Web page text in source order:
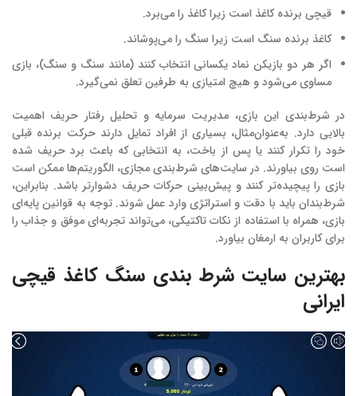
قیچی برنده کاغذ است زیرا کاغذ را می‌برد.
کاغذ برنده سنگ است زیرا سنگ را می‌پوشاند.
اگر هر دو بازیکن نماد یکسانی انتخاب کنند (مانند سنگ و سنگ)، بازی
مساوی می‌شود و هیچ امتیازی به طرفین تعلق نمی‌گیرد.
در شرط‌بندی این بازی، مدیریت سرمایه و تحلیل رفتار حریف اهمیت
بالایی دارد. به‌عنوان‌مثال، بسیاری از افراد تمایل دارند حرکت برنده قبلی
خود را تکرار کنند یا پس از باخت، به انتخابی که باعث برد حریف شده
است روی بیاورند. در سایت‌های شرط‌بندی مجازی، الگوریتم‌ها ممکن است
بازی را پیچیده‌تر کنند و پیش‌بینی حرکات حریف دشوارتر باشد. بنابراین،
شرط‌بندان باید با دقت و استراتژی وارد عمل شوند. توجه به قوانین پایه‌ای
بازی، همراه با استفاده از نکات تاکتیکی، می‌تواند تجربه‌ای موفق و جذاب را
برای کاربران به ارمغان بیاورد.
بهترین سایت شرط بندی سنگ کاغذ قیچی
ایرانی